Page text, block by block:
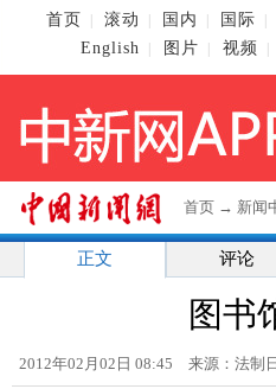
首页 滚动 国内 国际
English
图片 视频
首页 → 新闻
正文 评论
图书
2012年02月02日 08:45 来源：法制